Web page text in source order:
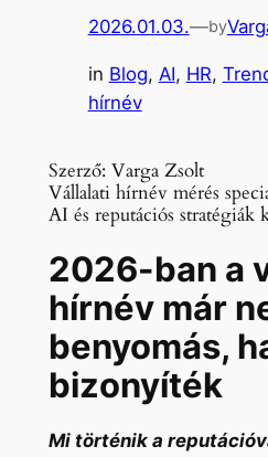
2026.01.03.—by
in Blog, AI, HR,
hírnév
Szerző: Varga Zsolt
Vállalati hírnév mérés
AI és reputációs stratégiák
2026-ban a
hírnév már
benyomás,
bizonyíték
Mi történik a